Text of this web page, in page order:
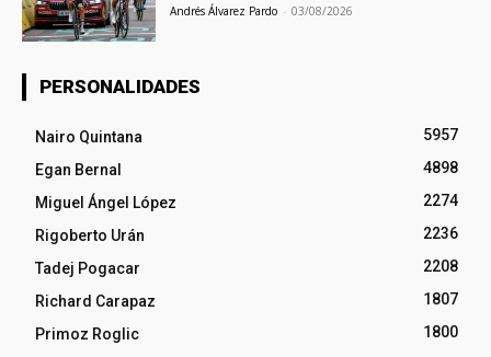
Andrés Álvarez Pardo - 03/08/2026
PERSONALIDADES
Nairo Quintana
5957
Egan Bernal
4898
Miguel Ángel López
2274
Rigoberto Urán
2236
Tadej Pogacar
2208
Richard Carapaz
1807
Primoz Roglic
1800